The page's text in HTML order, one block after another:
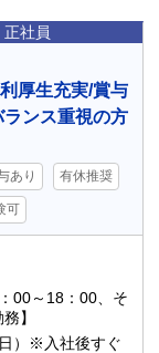
正社員
厚生充実/賞与
ンス重視の方
あり 有休推奨
可
00～18：00、そ
】
）※入社後すぐ